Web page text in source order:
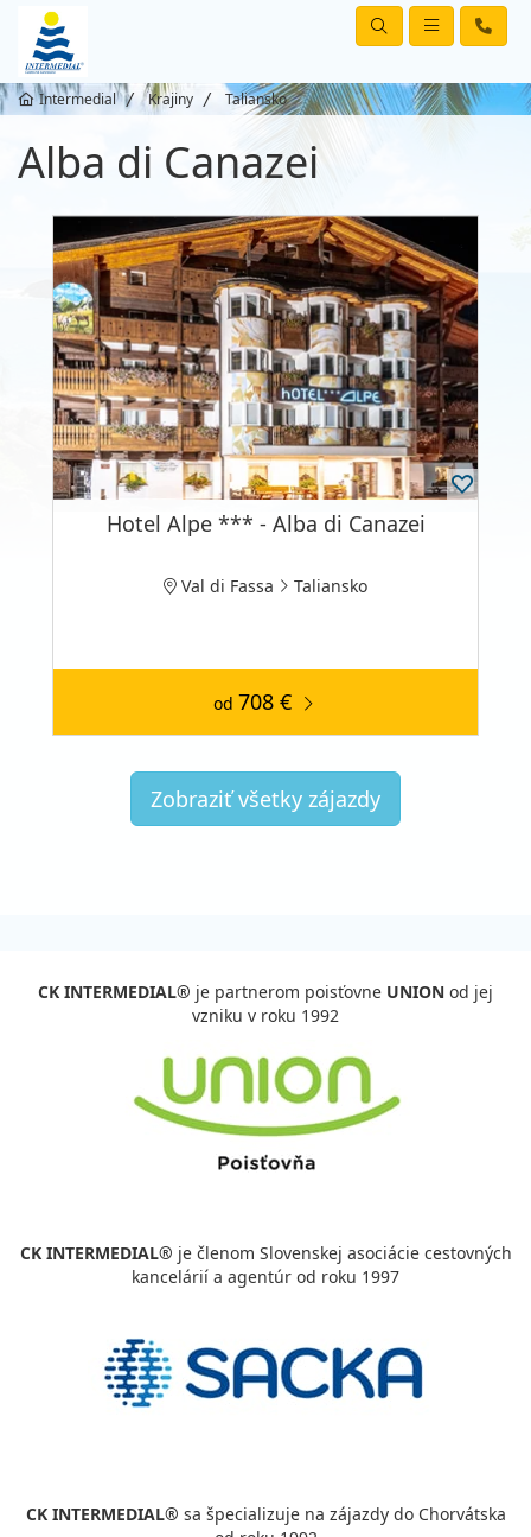
Intermedial Krajiny Taliansko
Alba di Canazei
Hotel Alpe *** - Alba di Canazei
Val di Fassa Taliansko
od708 €
Zobraziť všetky zájazdy
CK INTERMEDIAL® je partnerom poisťovne UNION od jej
vzniku v roku 1992
CK INTERMEDIAL® je členom Slovenskej asociácie cestovných
kancelárií a agentúr od roku 1997
CK INTERMEDIAL® sa špecializuje na zájazdy do Chorvátska